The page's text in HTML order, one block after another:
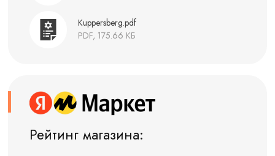
Kuppersberg.pdf
PDF, 175.66 КБ
Рейтинг магазина: